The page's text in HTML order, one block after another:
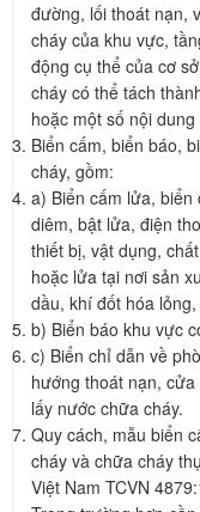
đường, lối thoát nạn,
cháy của khu vực,
động cụ thể của cơ
cháy có thể tách
hoặc một số nội
Biển cấm, biển báo,
cháy, gồm:
a) Biển cấm lửa,
diêm, bật lửa, điện
thiết bị, vật dụng,
hoặc lửa tại nơi sản
dầu, khí đốt hóa
b) Biển báo khu vực
c) Biển chỉ dẫn về
hướng thoát nạn,
lấy nước chữa cháy.
Quy cách, mẫu biển
cháy và chữa cháy
Việt Nam TCVN